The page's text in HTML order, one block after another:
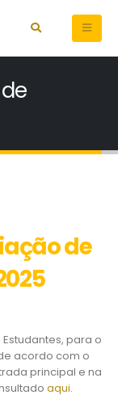
de
para o
acordo com o
principal e na
aqui.